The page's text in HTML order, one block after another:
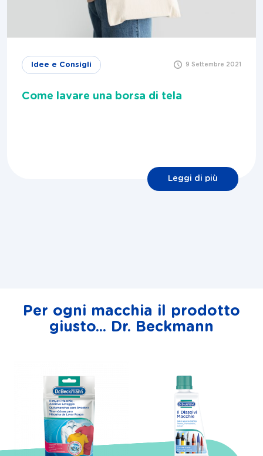
Idee e Consigli 9 Settembre 2021
Come lavare una borsa di tela
Leggi di più
Per ogni macchia il prodotto
giusto... Dr. Beckmann